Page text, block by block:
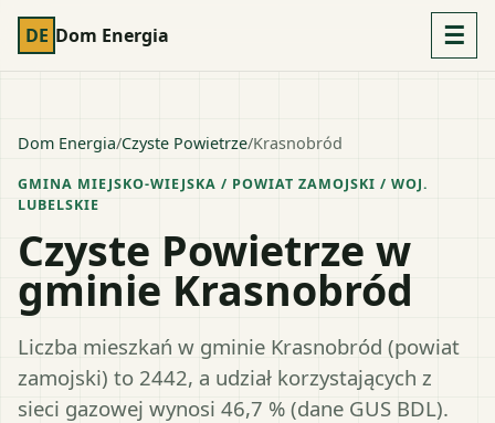
DE Dom Energia ☰
Dom Energia/Czyste Powietrze/Krasnobród
GMINA MIEJSKO-WIEJSKA / POWIAT ZAMOJSKI / WOJ.
LUBELSKIE
Czyste Powietrze w
gminie Krasnobród
Liczba mieszkań w gminie Krasnobród (powiat
zamojski) to 2442, a udział korzystających z
sieci gazowej wynosi 46,7 % (dane GUS BDL).